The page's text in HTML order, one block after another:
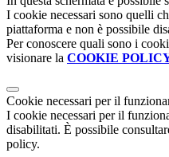
I cookie necessari sono quelli
piattaforma e non è possibile
Per conoscere quali sono i
visionare la COOKIE
Cookie necessari per il
I cookie necessari per il
disabilitati. È possibile
policy.